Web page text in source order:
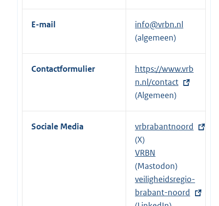
e
r
n
i
n
k
:
E-mail
info@vrbn.nl
(algemeen)
Contactformulier
E
x
t
e
n
e
l
n
k
https://www.vrb
n.nl/contact
(Algemeen)
Sociale Media
E
x
t
e
r
n
vrbrabantnoord
(X)
VRBN
(Mastodon)
E
x
veiligheidsregio-
brabant-noord